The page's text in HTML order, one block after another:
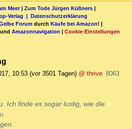
Meer| Zum Tode Jürgen Küßners |
Verlag | Datenschutzerklärung
Forum durch Käufe bei Amazon! |
und Amazonnavigation | Cookie-Einstellungen
10:53 (vor 3501 Tagen) @ thrive 8063
Ich finde es sogar lustig, wie die